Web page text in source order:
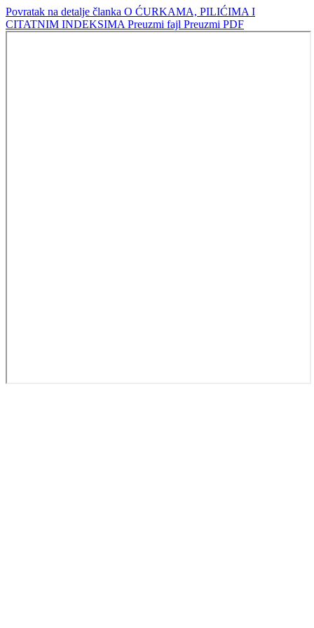
Povratak na detalje članka O ĆURKAMA, PILIĆIMA I
CITATNIM INDEKSIMA Preuzmi fajl Preuzmi PDF